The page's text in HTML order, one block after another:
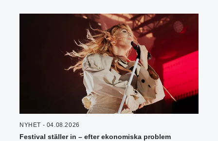
NYHET - 04.08.2026
Festival ställer in – efter ekonomiska problem